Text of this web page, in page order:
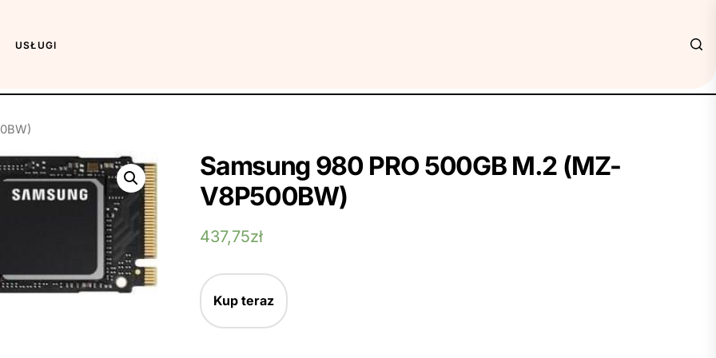
USŁUGI
Samsung 980 PRO 500GB M.2 (MZ-
V8P500BW)
437,75zł
Kup teraz